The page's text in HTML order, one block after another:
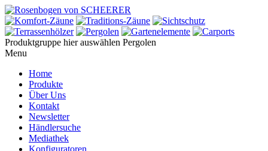
Produktgruppe hier auswählen Pergolen
Menu
Home
Produkte
Über Uns
Kontakt
Newsletter
Händlersuche
Mediathek
Konfiguratoren